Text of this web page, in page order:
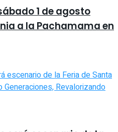
1 de agosto
a la Pachamama en